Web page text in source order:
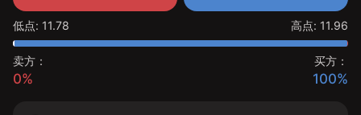
低点: 11.78 高点: 11.96
卖方：
0%
买方：
100%